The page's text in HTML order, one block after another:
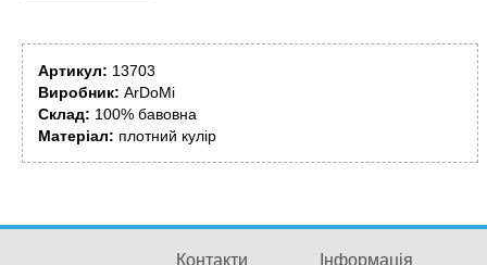
Артикул: 13703
Виробник: ArDoMi
Склад: 100% бавовна
Матеріал: плотний кулір
Контакти Інформація